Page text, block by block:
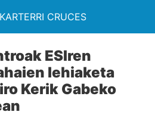
CRUCES
ESIren
lehiaketa
Kerik Gabeko